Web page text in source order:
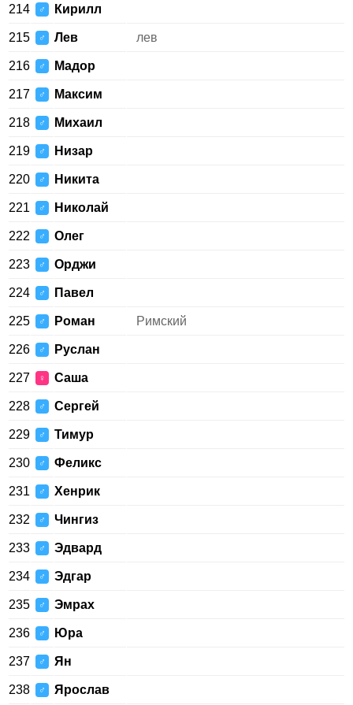
214 ♂ Кирилл
215 ♂ Лев лев
216 ♂ Мадор
217 ♂ Максим
218 ♂ Михаил
219 ♂ Низар
220 ♂ Никита
221 ♂ Николай
222 ♂ Олег
223 ♂ Орджи
224 ♂ Павел
225 ♂ Роман Римский
226 ♂ Руслан
227 ♀ Саша
228 ♂ Сергей
229 ♂ Тимур
230 ♂ Феликс
231 ♂ Хенрик
232 ♂ Чингиз
233 ♂ Эдвард
234 ♂ Эдгар
235 ♂ Эмрах
236 ♂ Юра
237 ♂ Ян
238 ♂ Ярослав